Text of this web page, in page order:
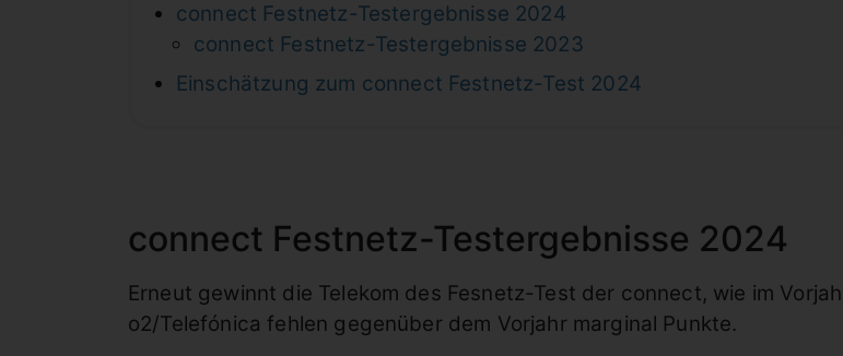
connect Festnetz-Testergebnisse 2024
connect Festnetz-Testergebnisse 2023
Einschätzung zum connect Festnetz-Test 2024
connect Festnetz-Testergebnisse 2024
Erneut gewinnt die Telekom des Fesnetz-Test der connect, wie im
o2/Telefónica fehlen gegenüber dem Vorjahr marginal Punkte.